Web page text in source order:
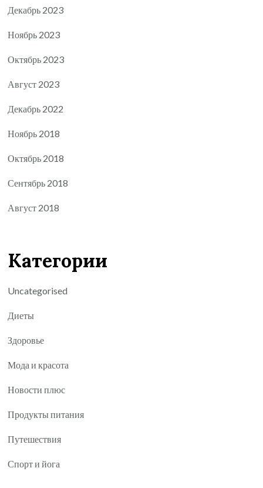
Декабрь 2023
Ноябрь 2023
Октябрь 2023
Август 2023
Декабрь 2022
Ноябрь 2018
Октябрь 2018
Сентябрь 2018
Август 2018
Категории
Uncategorised
Диеты
Здоровье
Мода и красота
Новости плюс
Продукты питания
Путешествия
Спорт и йога